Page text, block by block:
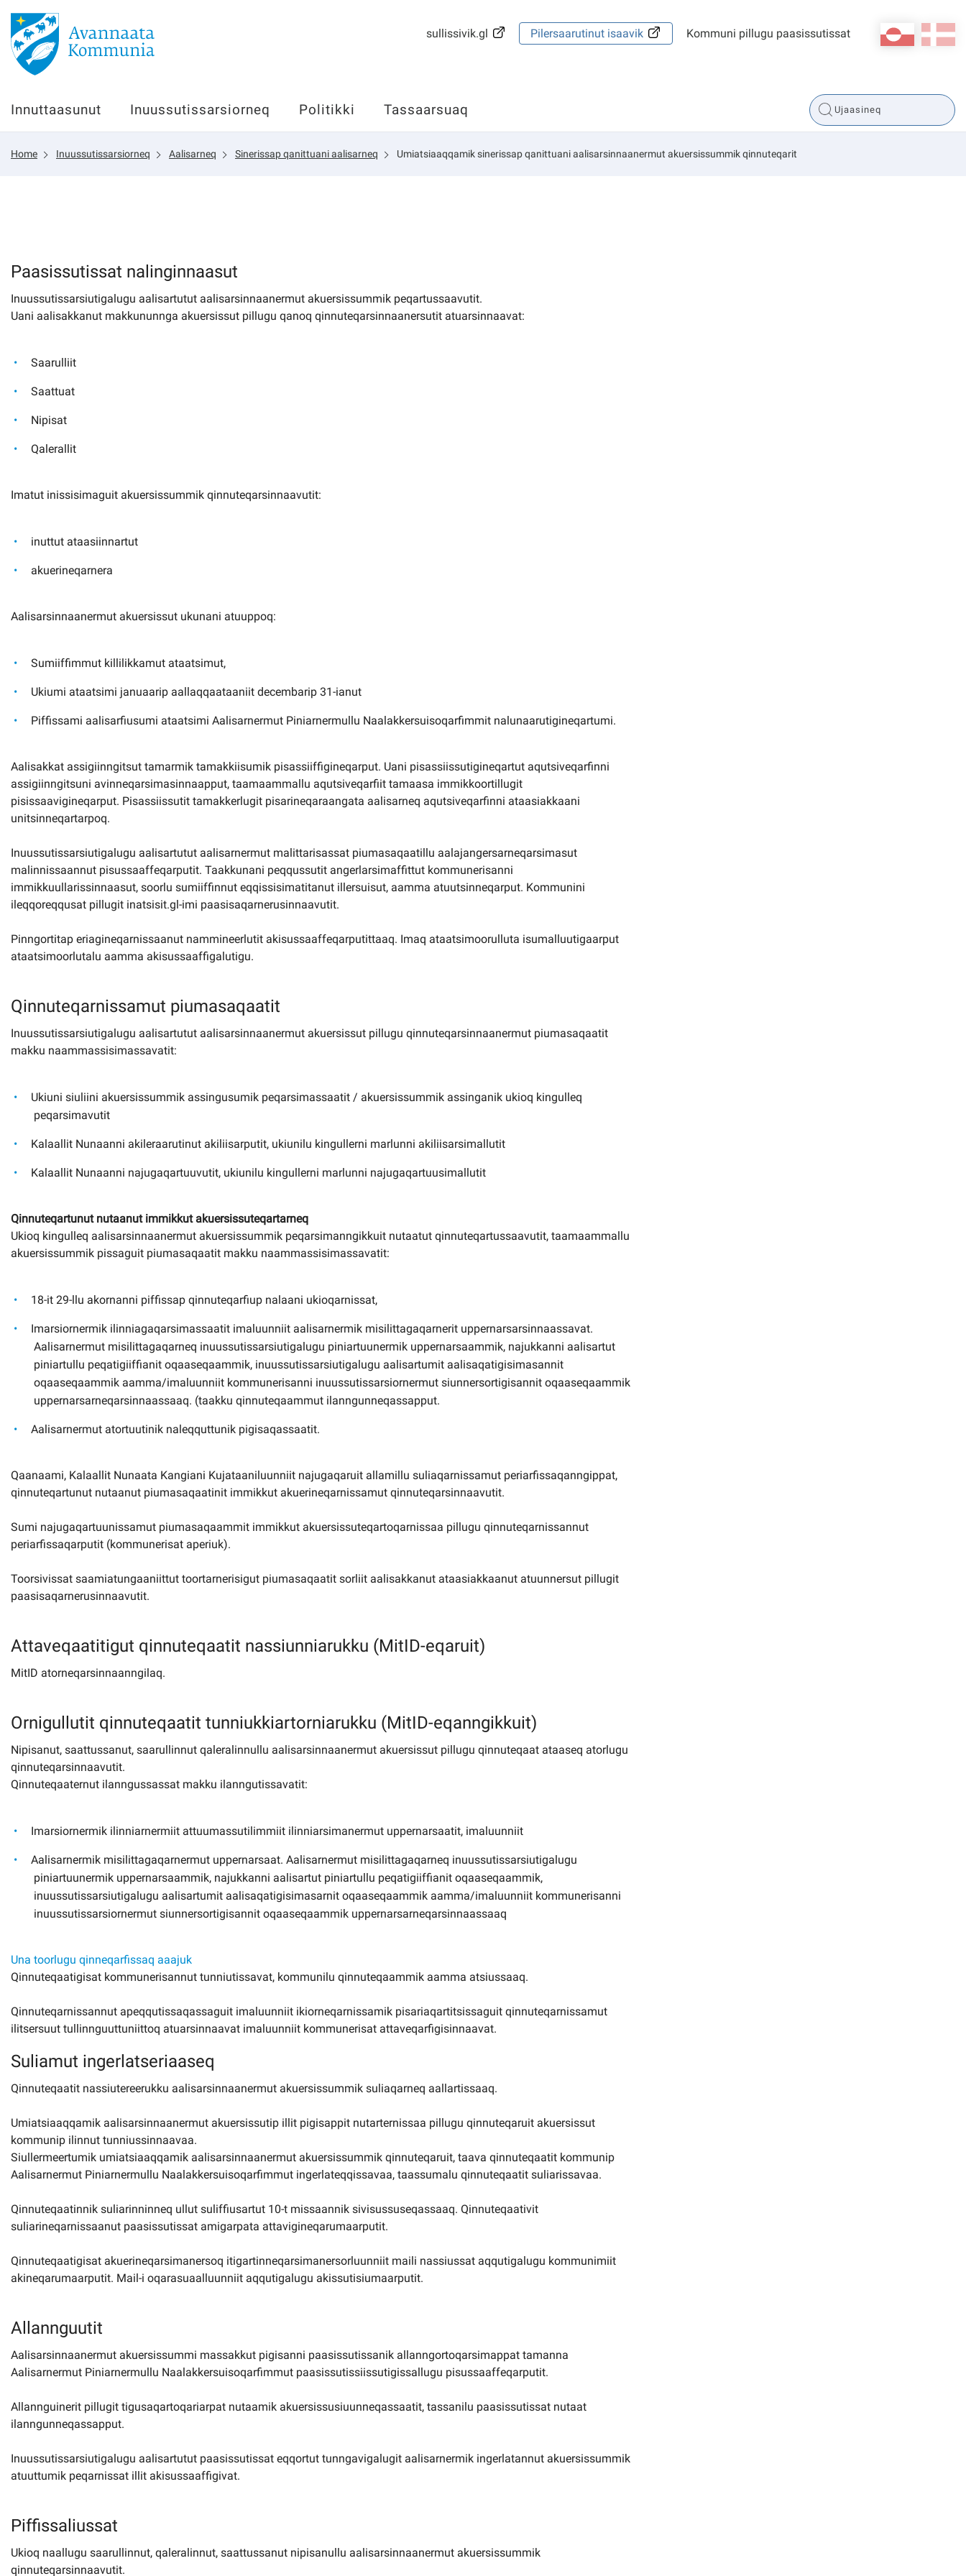
Innuttaasunut
Inuussutissarsiorneq
Politikki
sullissivik.gl
Pilersaarutinut isaavik
da
kl-GL
sullissivik.gl Pilersaarutinut isaavik Kommuni pillugu paasissutissat
Innuttaasunut Inuussutissarsiorneq Politikki Tassaarsuaq
Home Inuussutissarsiorneq Aalisarneq Sinerissap qanittuani aalisarneq Umiatsiaaqqamik sinerissap qanittuani aalisarsinnaanermut akuersissummik qinnuteqarit
Paasissutissat nalinginnaasut
Inuussutissarsiutigalugu aalisartutut aalisarsinnaanermut akuersissummik peqartussaavutit.
Uani aalisakkanut makkununnga akuersissut pillugu qanoq qinnuteqarsinnaanersutit atuarsinnaavat:
Saarulliit
Saattuat
Nipisat
Qalerallit
Imatut inissisimaguit akuersissummik qinnuteqarsinnaavutit:
inuttut ataasiinnartut
akuerineqarnera
Aalisarsinnaanermut akuersissut ukunani atuuppoq:
Sumiiffimmut killilikkamut ataatsimut,
Ukiumi ataatsimi januaarip aallaqqaataaniit decembarip 31-ianut
Piffissami aalisarfiusumi ataatsimi Aalisarnermut Piniarnermullu Naalakkersuisoqarfimmit nalunaarutigineqartumi.
Aalisakkat assigiinngitsut tamarmik tamakkiisumik pisassiiffigineqarput. Uani pisassiissutigineqartut aqutsiveqarfinni
assigiinngitsuni avinneqarsimasinnaapput, taamaammallu aqutsiveqarfiit tamaasa immikkoortillugit
pisissaavigineqarput. Pisassiissutit tamakkerlugit pisarineqaraangata aalisarneq aqutsiveqarfinni ataasiakkaani
unitsinneqartarpoq.
Inuussutissarsiutigalugu aalisartutut aalisarnermut malittarisassat piumasaqaatillu aalajangersarneqarsimasut
malinnissaannut pisussaaffeqarputit. Taakkunani peqqussutit angerlarsimaffittut kommunerisanni
immikkuullarissinnaasut, soorlu sumiiffinnut eqqissisimatitanut illersuisut, aamma atuutsinneqarput. Kommunini
ileqqoreqqusat pillugit inatsisit.gl-imi paasisaqarnerusinnaavutit.
Pinngortitap eriagineqarnissaanut nammineerlutit akisussaaffeqarputittaaq. Imaq ataatsimoorulluta isumalluutigaarput
ataatsimoorlutalu aamma akisussaaffigalutigu.
Qinnuteqarnissamut piumasaqaatit
Inuussutissarsiutigalugu aalisartutut aalisarsinnaanermut akuersissut pillugu qinnuteqarsinnaanermut piumasaqaatit
makku naammassisimassavatit:
Ukiuni siuliini akuersissummik assingusumik peqarsimassaatit / akuersissummik assinganik ukioq kingulleq
peqarsimavutit
Kalaallit Nunaanni akileraarutinut akiliisarputit, ukiunilu kingullerni marlunni akiliisarsimallutit
Kalaallit Nunaanni najugaqartuuvutit, ukiunilu kingullerni marlunni najugaqartuusimallutit
Qinnuteqartunut nutaanut immikkut akuersissuteqartarneq
Ukioq kingulleq aalisarsinnaanermut akuersissummik peqarsimanngikkuit nutaatut qinnuteqartussaavutit, taamaammallu
akuersissummik pissaguit piumasaqaatit makku naammassisimassavatit:
18-it 29-llu akornanni piffissap qinnuteqarfiup nalaani ukioqarnissat,
Imarsiornermik ilinniagaqarsimassaatit imaluunniit aalisarnermik misilittagaqarnerit uppernarsarsinnaassavat.
Aalisarnermut misilittagaqarneq inuussutissarsiutigalugu piniartuunermik uppernarsaammik, najukkanni aalisartut
piniartullu peqatigiiffianit oqaaseqaammik, inuussutissarsiutigalugu aalisartumit aalisaqatigisimasannit
oqaaseqaammik aamma/imaluunniit kommunerisanni inuussutissarsiornermut siunnersortigisannit oqaaseqaammik
uppernarsarneqarsinnaassaaq. (taakku qinnuteqaammut ilanngunneqassapput.
Aalisarnermut atortuutinik naleqquttunik pigisaqassaatit.
Qaanaami, Kalaallit Nunaata Kangiani Kujataaniluunniit najugaqaruit allamillu suliaqarnissamut periarfissaqanngippat,
qinnuteqartunut nutaanut piumasaqaatinit immikkut akuerineqarnissamut qinnuteqarsinnaavutit.
Sumi najugaqartuunissamut piumasaqaammit immikkut akuersissuteqartoqarnissaa pillugu qinnuteqarnissannut
periarfissaqarputit (kommunerisat aperiuk).
Toorsivissat saamiatungaaniittut toortarnerisigut piumasaqaatit sorliit aalisakkanut ataasiakkaanut atuunnersut pillugit
paasisaqarnerusinnaavutit.
Attaveqaatitigut qinnuteqaatit nassiunniarukku (MitID-eqaruit)
MitID atorneqarsinnaanngilaq.
Ornigullutit qinnuteqaatit tunniukkiartorniarukku (MitID-eqanngikkuit)
Nipisanut, saattussanut, saarullinnut qaleralinnullu aalisarsinnaanermut akuersissut pillugu qinnuteqaat ataaseq atorlugu
qinnuteqarsinnaavutit.
Qinnuteqaaternut ilanngussassat makku ilanngutissavatit:
Imarsiornermik ilinniarnermiit attuumassutilimmiit ilinniarsimanermut uppernarsaatit, imaluunniit
Aalisarnermik misilittagaqarnermut uppernarsaat. Aalisarnermut misilittagaqarneq inuussutissarsiutigalugu
piniartuunermik uppernarsaammik, najukkanni aalisartut piniartullu peqatigiiffianit oqaaseqaammik,
inuussutissarsiutigalugu aalisartumit aalisaqatigisimasarnit oqaaseqaammik aamma/imaluunniit kommunerisanni
inuussutissarsiornermut siunnersortigisannit oqaaseqaammik uppernarsarneqarsinnaassaaq
Una toorlugu qinneqarfissaq aaajuk
Qinnuteqaatigisat kommunerisannut tunniutissavat, kommunilu qinnuteqaammik aamma atsiussaaq.
Qinnuteqarnissannut apeqqutissaqassaguit imaluunniit ikiorneqarnissamik pisariaqartitsissaguit qinnuteqarnissamut
ilitsersuut tullinnguuttuniittoq atuarsinnaavat imaluunniit kommunerisat attaveqarfigisinnaavat.
Suliamut ingerlatseriaaseq
Qinnuteqaatit nassiutereerukku aalisarsinnaanermut akuersissummik suliaqarneq aallartissaaq.
Umiatsiaaqqamik aalisarsinnaanermut akuersissutip illit pigisappit nutarternissaa pillugu qinnuteqaruit akuersissut
kommunip ilinnut tunniussinnaavaa.
Siullermeertumik umiatsiaaqqamik aalisarsinnaanermut akuersissummik qinnuteqaruit, taava qinnuteqaatit kommunip
Aalisarnermut Piniarnermullu Naalakkersuisoqarfimmut ingerlateqqissavaa, taassumalu qinnuteqaatit suliarissavaa.
Qinnuteqaatinnik suliarinninneq ullut suliffiusartut 10-t missaannik sivisussuseqassaaq. Qinnuteqaativit
suliarineqarnissaanut paasissutissat amigarpata attavigineqarumaarputit.
Qinnuteqaatigisat akuerineqarsimanersoq itigartinneqarsimanersorluunniit maili nassiussat aqqutigalugu kommunimiit
akineqarumaarputit. Mail-i oqarasuaalluunniit aqqutigalugu akissutisiumaarputit.
Allannguutit
Aalisarsinnaanermut akuersissummi massakkut pigisanni paasissutissanik allanngortoqarsimappat tamanna
Aalisarnermut Piniarnermullu Naalakkersuisoqarfimmut paasissutissiissutigissallugu pisussaaffeqarputit.
Allannguinerit pillugit tigusaqartoqariarpat nutaamik akuersissusiuunneqassaatit, tassanilu paasissutissat nutaat
ilanngunneqassapput.
Inuussutissarsiutigalugu aalisartutut paasissutissat eqqortut tunngavigalugit aalisarnermik ingerlatannut akuersissummik
atuuttumik peqarnissat illit akisussaaffigivat.
Piffissaliussat
Ukioq naallugu saarullinnut, qaleralinnut, saattussanut nipisanullu aalisarsinnaanermut akuersissummik
qinnuteqarsinnaavutit.